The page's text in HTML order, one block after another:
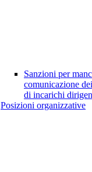
Sanzioni per
comunicazione
di incarichi
Posizioni organizzative